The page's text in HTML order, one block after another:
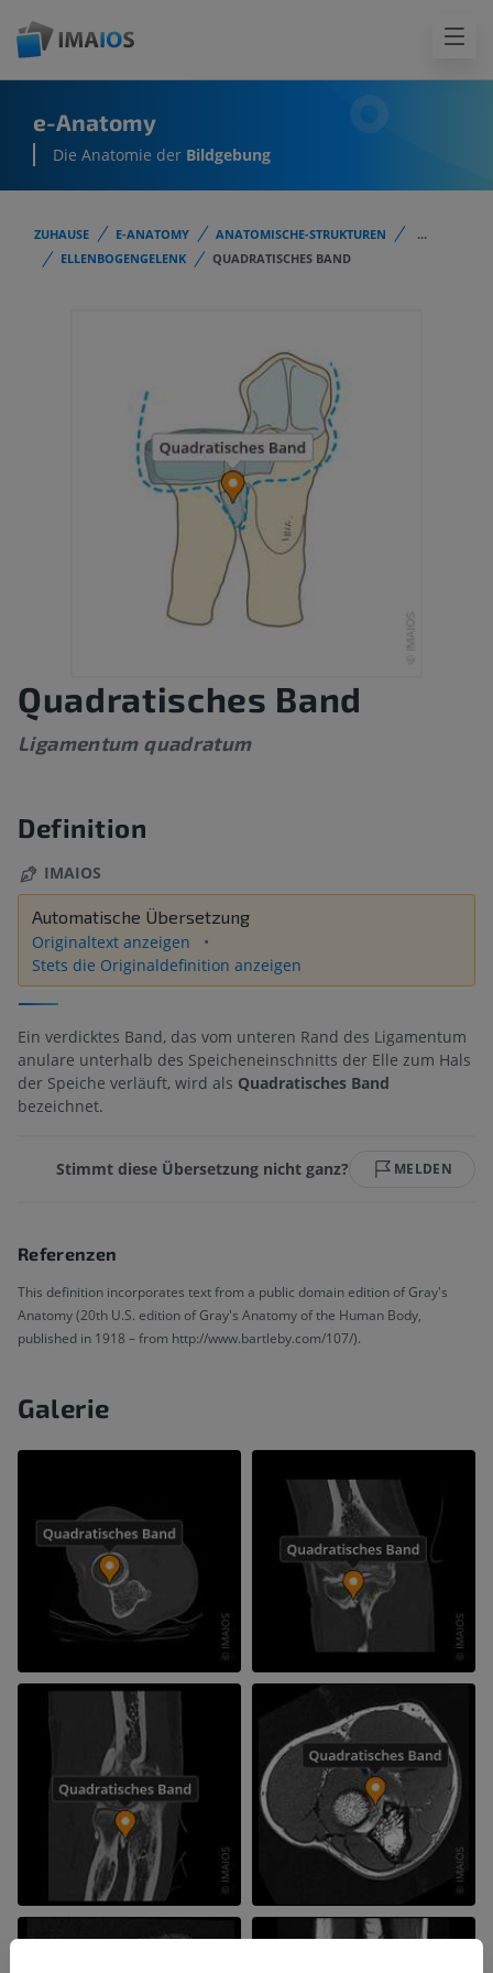
e-Anatomy
Die Anatomie der Bildgebung
ZUHAUSE E-ANATOMY ANATOMISCHE-STRUKTUREN
...
ELLENBOGENGELENK
QUADRATISCHES BAND
Quadratisches Band
Ligamentum quadratum
Definition
IMAIOS
Automatische Übersetzung
Originaltext anzeigen
Stets die Originaldefinition anzeigen
Ein verdicktes Band, das vom unteren Rand des Ligamentum
anulare unterhalb des Speicheneinschnitts der Elle zum Hals
der Speiche verläuft, wird als Quadratisches Band
bezeichnet.
Stimmt diese Übersetzung nicht ganz? MELDEN
Referenzen
This definition incorporates text from a public domain edition of Gray's
Anatomy (20th U.S. edition of Gray's Anatomy of the Human Body,
published in 1918 – from http://www.bartleby.com/107/).
Galerie